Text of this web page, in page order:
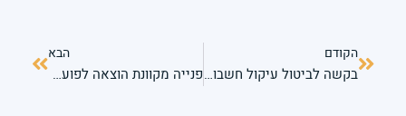
הקודם
בקשה לביטול עיקול חשבון בנק – איך להגיש אותה נכון
הבא
פנייה מקוונת הוצאה לפועל כרמיאל ומעלות — הגנה משפטית מהנייד